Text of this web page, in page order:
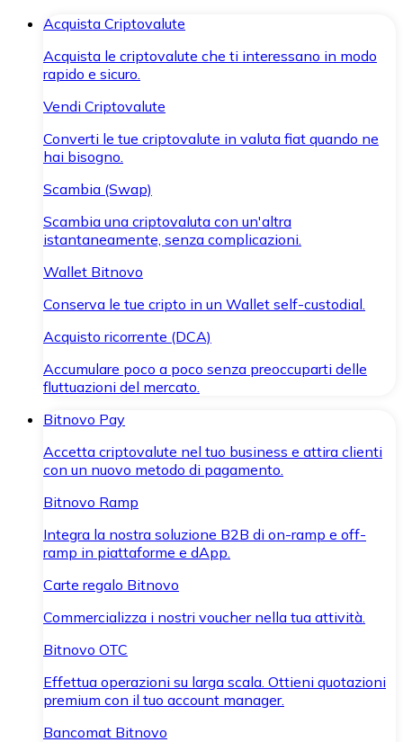
Acquista Criptovalute
Acquista le criptovalute che ti interessano in modo
rapido e sicuro.
Vendi Criptovalute
Converti le tue criptovalute in valuta fiat quando ne
hai bisogno.
Scambia (Swap)
Scambia una criptovaluta con un'altra
istantaneamente, senza complicazioni.
Wallet Bitnovo
Conserva le tue cripto in un Wallet self-custodial.
Acquisto ricorrente (DCA)
Accumulare poco a poco senza preoccuparti delle
fluttuazioni del mercato.
Bitnovo Pay
Accetta criptovalute nel tuo business e attira clienti
con un nuovo metodo di pagamento.
Bitnovo Ramp
Integra la nostra soluzione B2B di on-ramp e off-
ramp in piattaforme e dApp.
Carte regalo Bitnovo
Commercializza i nostri voucher nella tua attività.
Bitnovo OTC
Effettua operazioni su larga scala. Ottieni quotazioni
premium con il tuo account manager.
Bancomat Bitnovo